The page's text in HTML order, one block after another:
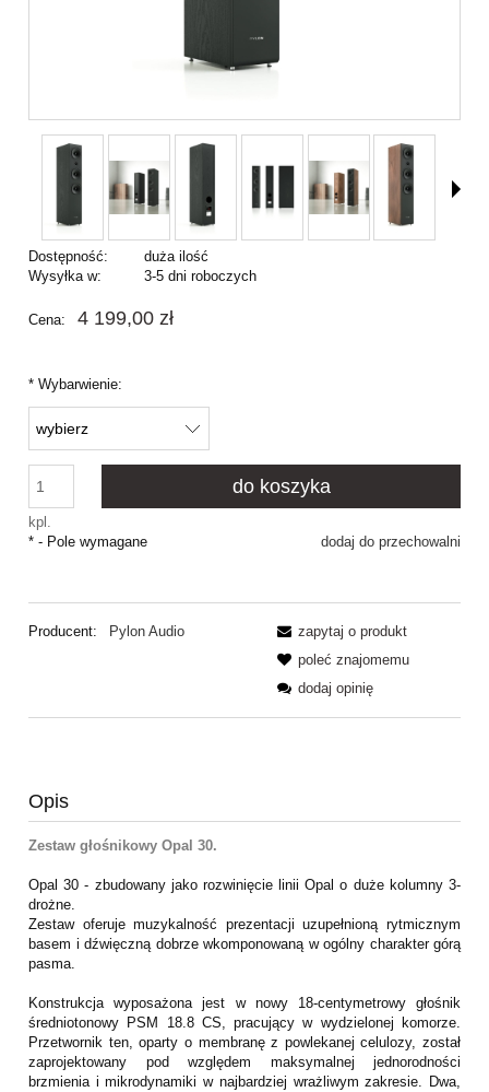
Dostępność:
duża ilość
Wysyłka w:
3-5 dni roboczych
Cena: 4 199,00 zł
* Wybarwienie:
kpl.
do koszyka
dodaj do przechowalni
* - Pole wymagane
Producent: Pylon Audio
zapytaj o produkt
poleć znajomemu
dodaj opinię
Opis
Zestaw głośnikowy Opal 30.
Opal 30 - zbudowany jako rozwinięcie linii Opal o duże kolumny 3-
drożne.
Zestaw oferuje muzykalność prezentacji uzupełnioną rytmicznym
basem i dźwięczną dobrze wkomponowaną w ogólny charakter górą
pasma.
Konstrukcja wyposażona jest w nowy 18-centymetrowy głośnik
średniotonowy PSM 18.8 CS, pracujący w wydzielonej komorze.
Przetwornik ten, oparty o membranę z powlekanej celulozy, został
zaprojektowany pod względem maksymalnej jednorodności
brzmienia i mikrodynamiki w najbardziej wrażliwym zakresie. Dwa,